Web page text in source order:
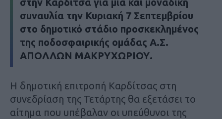
συναυλία την Κυριακή 7 Σεπτεμβρίου
στο δημοτικό στάδιο προσκεκλημένος
της ποδοσφαιρικής ομάδας Α.Σ.
ΑΠΟΛΛΩΝ ΜΑΚΡΥΧΩΡΙΟΥ.
Η δημοτική επιτροπή Καρδίτσας στη
συνεδρίαση της Τετάρτης θα εξετάσει το
αίτημα που υπέβαλαν οι υπεύθυνοι της